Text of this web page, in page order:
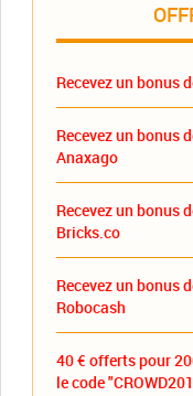
Recevez un bonus
Recevez un bonus
Anaxago
Recevez un bonus
Bricks.co
Recevez un bonus
Robocash
40 € offerts pour
le code